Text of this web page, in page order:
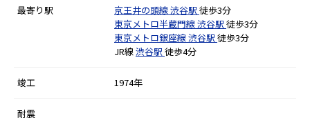
最寄り駅 京王井の頭線渋谷駅 徒歩3分
東京メトロ半蔵門線渋谷駅 徒歩3分
東京メトロ銀座線渋谷駅 徒歩3分
JR線渋谷駅 徒歩4分
竣工 1974年
耐震